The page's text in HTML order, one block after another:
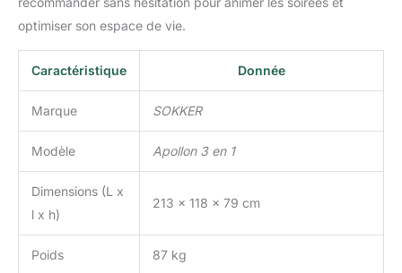
optimiser son espace de vie.
Caractéristique Donnée
Marque SOKKER
Modèle Apollon 3 en 1
Dimensions (L x
l x h)
213 x 118 x 79 cm
Poids 87 kg